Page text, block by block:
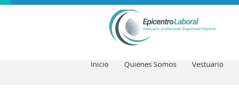
Inicio Quienes Somos Vestuario